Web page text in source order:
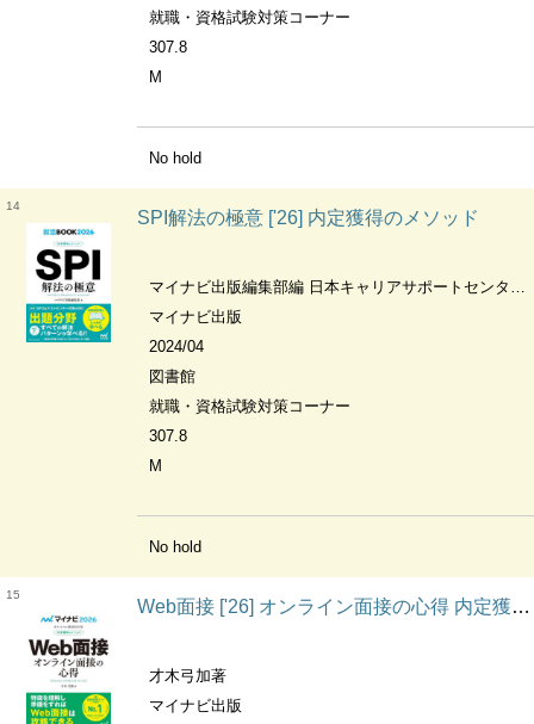
就職・資格試験対策コーナー
307.8
M
No hold
14
SPI解法の極意 ['26] 内定獲得のメソッド
マイナビ出版編集部編 日本キャリアサポートセンター問題作成
マイナビ出版
2024/04
図書館
就職・資格試験対策コーナー
307.8
M
No hold
15
Web面接 ['26] オンライン面接の心得 内定獲得のメソッド
才木弓加著
マイナビ出版